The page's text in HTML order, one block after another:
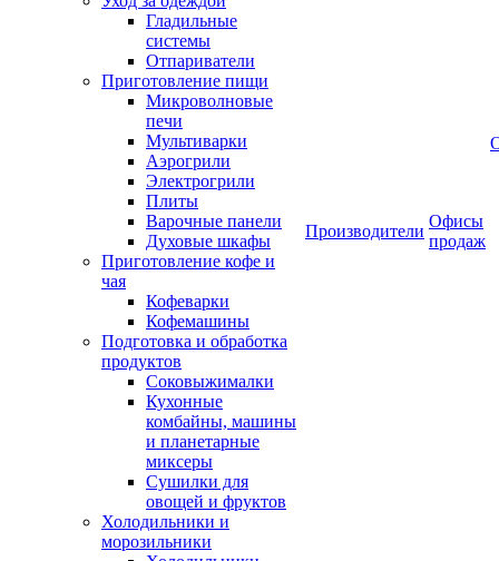
Гладильные
системы
Отпариватели
Приготовление пищи
Микроволновые
печи
Мультиварки
Аэрогрили
Электрогрили
Плиты
Варочные панели
Духовые шкафы
Приготовление кофе и
чая
Кофеварки
Кофемашины
Подготовка и обработка
продуктов
Соковыжималки
Кухонные
комбайны, машины
и планетарные
миксеры
Сушилки для
овощей и фруктов
Холодильники и
морозильники
Производители
Офисы
продаж